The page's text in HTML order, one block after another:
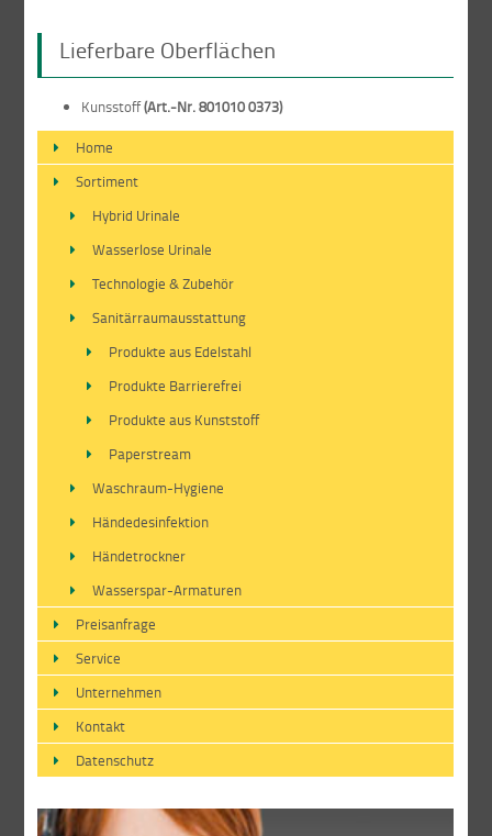
Lieferbare Oberflächen
Kunsstoff(Art.-Nr. 801010 0373)
Home
Sortiment
Hybrid Urinale
Wasserlose Urinale
Technologie & Zubehör
Sanitärraumausstattung
Produkte aus Edelstahl
Produkte Barrierefrei
Produkte aus Kunststoff
Paperstream
Waschraum-Hygiene
Händedesinfektion
Händetrockner
Wasserspar-Armaturen
Preisanfrage
Service
Unternehmen
Kontakt
Datenschutz